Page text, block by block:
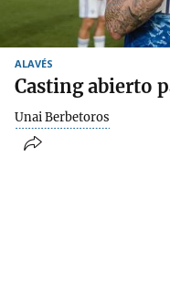
ALAVÉS
Casting abierto
Unai Berbetoros